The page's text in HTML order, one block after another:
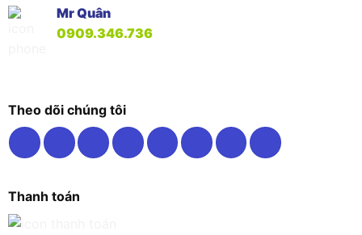
Mr Quân
0909.346.736
Theo dõi chúng tôi
Thanh toán